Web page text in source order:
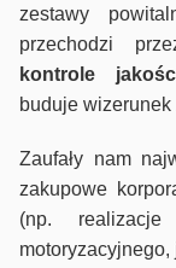
zestawy
przechodzi
kontrole jako
buduje
Zaufały nam
zakupowe
(np.